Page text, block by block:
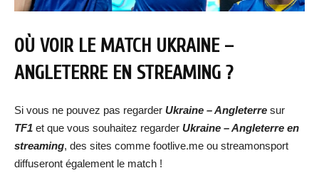
OÙ VOIR LE MATCH UKRAINE –
ANGLETERREEN STREAMING ?
Si vous ne pouvez pas regarder Ukraine – Angleterre sur
TF1 et que vous souhaitez regarder Ukraine – Angleterre en
streaming, des sites comme footlive.me ou streamonsport
diffuseront également le match !